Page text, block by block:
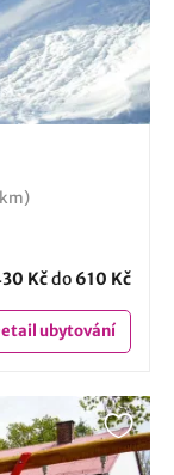
Kčdo 610 Kč
ubytování